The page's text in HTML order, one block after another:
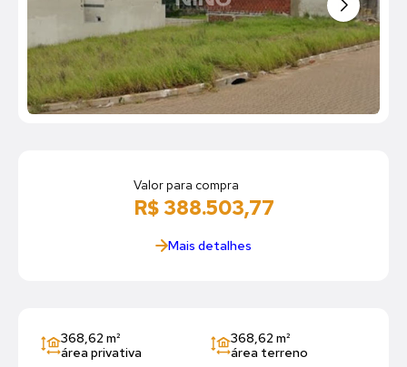
Valor para compra
R$ 388.503,77
Mais detalhes
368,62 m²
área privativa
368,62 m²
área terreno